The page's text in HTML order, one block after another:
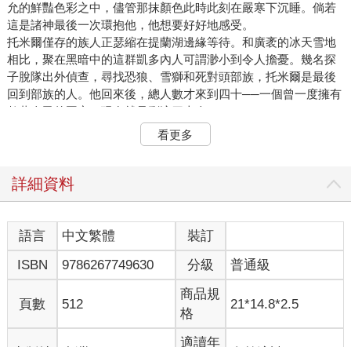
允的鮮豔色彩之中，儘管那抹顏色此時此刻在嚴寒下沉睡。倘若
這是諸神最後一次環抱他，他想要好好地感受。
托米爾僅存的族人正瑟縮在提蘭湖邊緣等待。和廣袤的冰天雪地
相比，聚在黑暗中的這群凱多內人可謂渺小到令人擔憂。幾名探
子脫隊出外偵查，尋找恐狼、雪獅和死對頭部族，托米爾是最後
回到部族的人。他回來後，總人數才來到四十──一個曾一度擁有
數萬人民的國家，現在就只剩這四十人了。
「沒有追兵。」拜延在托米爾走過時這麼說。這不是問句，身為
首席獵人，拜延已從托米爾的肢體語言推論出需要知道的一切。
必要的預防措施。距離凱多內人遇見另一支部族已經過了六個
獵物，就算是關恩最厲害的探子，也從來難以察覺牠們的來襲。
「快回家人身邊吧。」拜延邊說邊朝梅娃和阿拉斯所在之處點
頭，兩人在黑暗中緊挨著彼此。「還有，把你的兜帽戴上，蠢
蛋。」
「好的，叔叔。」托米爾露出微笑，將兜帽拉過麻木的雙耳，試
圖不去想這有可能是拜延這輩子最後一次對他發脾氣。
托米爾迅速蹲到梅娃身旁，她一語不發。托米爾五年前就已經比
看更多
詳細資料
語言 中文繁體
裝訂
ISBN
9786267749630 分級 普通級
頁數 512
商品規
格
21*14.8*2.5
適讀年